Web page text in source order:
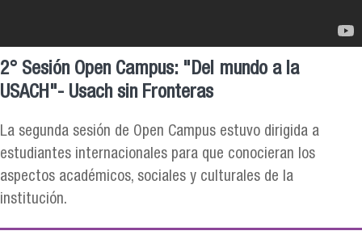
2° Sesión Open Campus: "Del mundo a la
USACH"- Usach sin Fronteras
La segunda sesión de Open Campus estuvo dirigida a
estudiantes internacionales para que conocieran los
aspectos académicos, sociales y culturales de la
institución.